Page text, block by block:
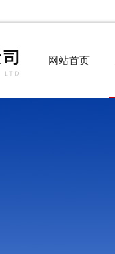
网站首页